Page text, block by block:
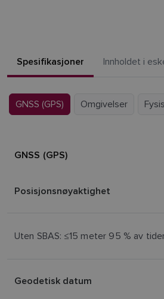
Spesifikasjoner Innholdet i
GNSS (GPS) Omgivelser
GNSS (GPS)
Posisjonsnøyaktighet
Uten SBAS: ≤15 meter 95 % av
Geodetisk datum